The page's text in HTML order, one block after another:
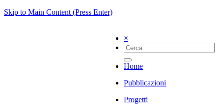
Skip to Main Content (Press Enter)
×
Home
Pubblicazioni
Progetti